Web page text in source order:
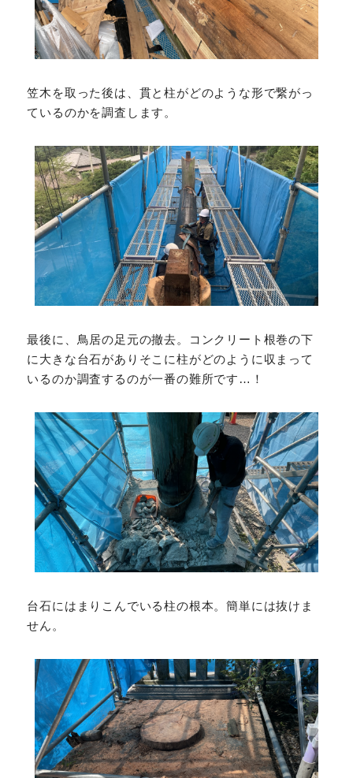
笠木を取った後は、貫と柱がどのような形で繋がっ
ているのかを調査します。
最後に、鳥居の足元の撤去。コンクリート根巻の下
に大きな台石がありそこに柱がどのように収まって
いるのか調査するのが一番の難所です…！
台石にはまりこんでいる柱の根本。簡単には抜けま
せん。